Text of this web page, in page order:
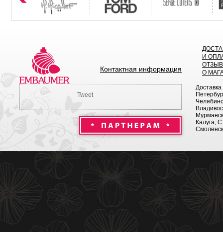
Контактная информация
И
О
Tweet
Калуга,